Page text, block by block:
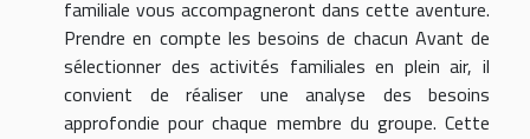
familiale vous accompagneront dans cette aventure.
Prendre en compte les besoins de chacun Avant de
sélectionner des activités familiales en plein air, il
convient de réaliser une analyse des besoins
approfondie pour chaque membre du groupe. Cette